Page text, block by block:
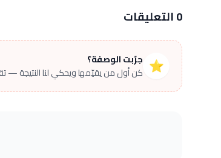
0 التعليقات
⭐ جرّبت الوصفة؟
كن أول من يقيّمها ويحكي لنا النتيجة —